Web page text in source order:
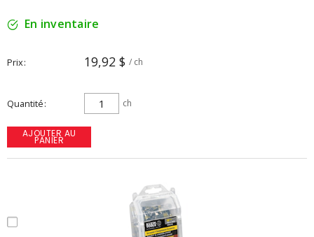
En inventaire
Prix 19,92 $ / ch
Quantité ch
AJOUTER AU
PANIER